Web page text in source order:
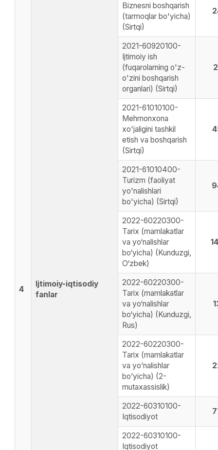
4
Ijtimoiy-iqtisodiy
fanlar
Biznesni boshqarish
(tarmoqlar bo'yicha)
(Sirtqi)
2021-60920100-
Ijtimoiy ish
(fuqarolarning o'z-
o'zini boshqarish
organlari) (Sirtqi)
2021-61010100-
Mehmonxona
xo'jaligini tashkil
etish va boshqarish
(Sirtqi)
2021-61010400-
Turizm (faoliyat
yo'nalishlari
bo'yicha) (Sirtqi)
2022-60220300-
Tarix (mamlakatlar
va yo‘nalishlar
bo‘yicha) (Kunduzgi,
O‘zbek)
2022-60220300-
Tarix (mamlakatlar
va yo‘nalishlar
bo‘yicha) (Kunduzgi,
Rus)
2022-60220300-
Tarix (mamlakatlar
va yoʼnalishlar
boʼyicha) (2-
mutaxassislik)
2022-60310100-
Iqtisodiyot
2022-60310100-
Iqtisodiyot